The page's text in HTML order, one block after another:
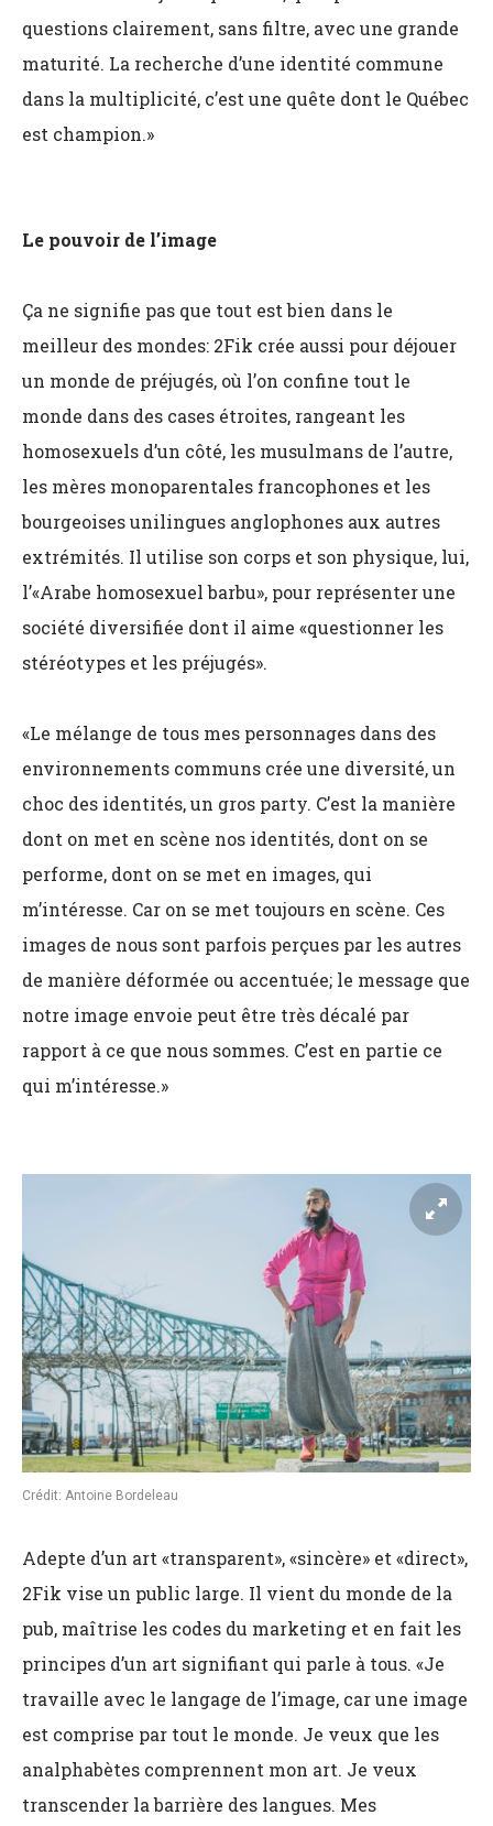
questions clairement, sans filtre, avec une grande
maturité. La recherche d’une identité commune
dans la multiplicité, c’est une quête dont le Québec
est champion.»
Le pouvoir de l’image
Ça ne signifie pas que tout est bien dans le
meilleur des mondes: 2Fik crée aussi pour déjouer
un monde de préjugés, où l’on confine tout le
monde dans des cases étroites, rangeant les
homosexuels d’un côté, les musulmans de l’autre,
les mères monoparentales francophones et les
bourgeoises unilingues anglophones aux autres
extrémités. Il utilise son corps et son physique, lui,
l’«Arabe homosexuel barbu», pour représenter une
société diversifiée dont il aime «questionner les
stéréotypes et les préjugés».
«Le mélange de tous mes personnages dans des
environnements communs crée une diversité, un
choc des identités, un gros party. C’est la manière
dont on met en scène nos identités, dont on se
performe, dont on se met en images, qui
m’intéresse. Car on se met toujours en scène. Ces
images de nous sont parfois perçues par les autres
de manière déformée ou accentuée; le message que
notre image envoie peut être très décalé par
rapport à ce que nous sommes. C’est en partie ce
qui m’intéresse.»
Crédit: Antoine Bordeleau
Adepte d’un art «transparent», «sincère» et «direct»,
2Fik vise un public large. Il vient du monde de la
pub, maîtrise les codes du marketing et en fait les
principes d’un art signifiant qui parle à tous. «Je
travaille avec le langage de l’image, car une image
est comprise par tout le monde. Je veux que les
analphabètes comprennent mon art. Je veux
transcender la barrière des langues. Mes